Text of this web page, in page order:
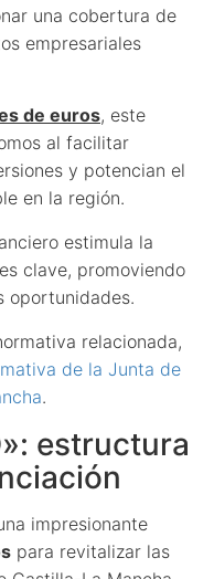
una cobertura de
empresariales
de euros, este
al facilitar
y potencian el
en la región.
estimula la
clave, promoviendo
oportunidades.
relacionada,
de la Junta de
.
estructura
impresionante
para revitalizar las